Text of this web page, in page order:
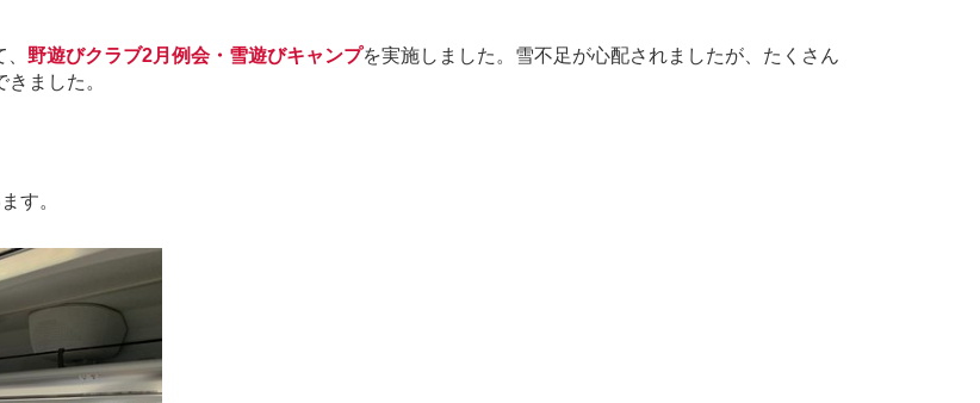
野遊びクラブ2月例会・雪遊びキャンプを実施しました。雪不足が心配されましたが、たくさん
ました。
す。